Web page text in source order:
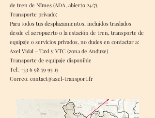
de tren de Nîmes (ADA, abierto 24/7).
Transporte privado:
Para todos tus desplazamientos, incluidos traslados
desde el aeropuerto o la estación de tren, transporte de
equipaje o servicios privados, no dudes en contactar a:
Axel Vidal – Taxi y VTC (zona de Anduze)
Transporte de equipaje disponible
Tel: +33 6 98 79 95 15
Correo: contact@axel-transport.fr